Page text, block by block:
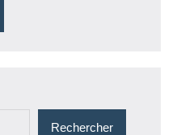
Rechercher